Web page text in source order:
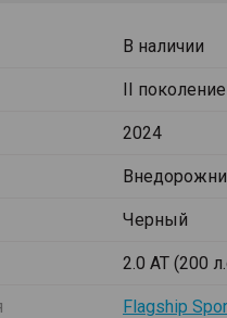
В наличии
II поколение
2024
Черный
2.0 AT (200
Flagship